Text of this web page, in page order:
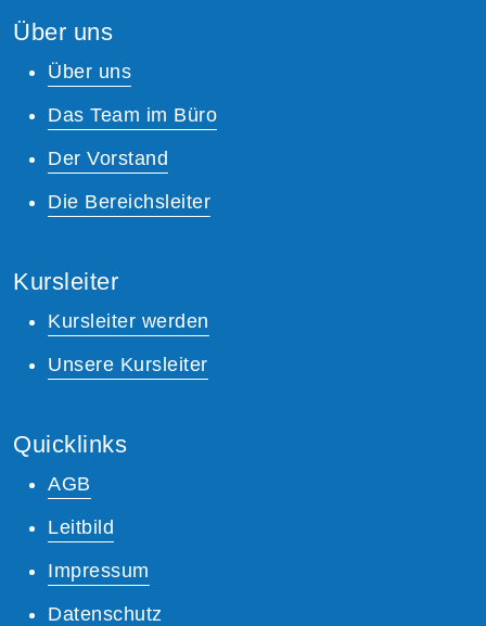
Über uns
Über uns
Das Team im Büro
Der Vorstand
Die Bereichsleiter
Kursleiter
Kursleiter werden
Unsere Kursleiter
Quicklinks
AGB
Leitbild
Impressum
Datenschutz